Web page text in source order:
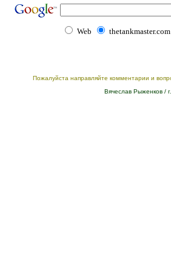
Web thetankmaster.com
Пожалуйста направляйте комментарии и
Вячеслав Рыженков /